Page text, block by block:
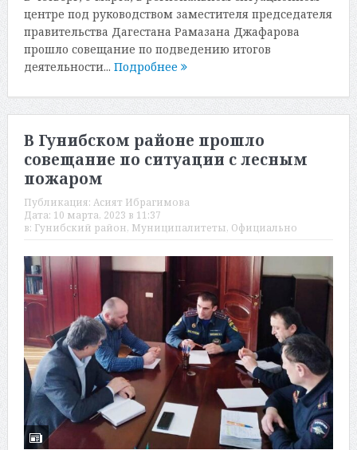
центре под руководством заместителя председателя
правительства Дагестана Рамазана Джафарова
прошло совещание по подведению итогов
деятельности... Подробнее
В Гунибском районе прошло
совещание по ситуации с лесным
пожаром
Публикация: Асият Ибрагимова
Дата: 10 марта, 2023 в 11:37
в: Гунибский район, Муниципалитеты, Официально